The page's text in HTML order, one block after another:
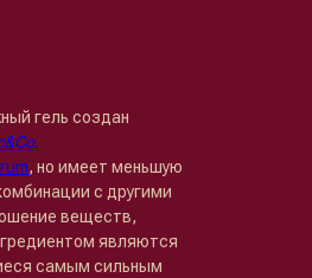
гель создан
, но имеет меньшую
с другими
веществ,
являются
самым сильным